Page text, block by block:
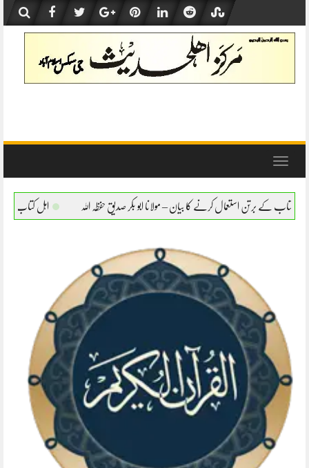
content
Toggle
– مولانا ابو بکر صدیق حفظہ اللہ اہل کتاب کے برتن استعمال کرنے کا بیان – مولانا